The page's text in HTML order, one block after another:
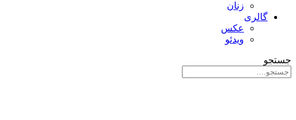
زنان
گالری
عکس
ویدئو
جستجو